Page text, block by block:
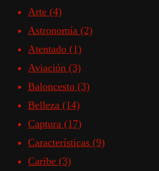
Arte (4)
Astronomía (2)
Atentado (1)
Aviación (3)
Baloncesto (3)
Belleza (14)
Captura (17)
Características (9)
Caribe (3)